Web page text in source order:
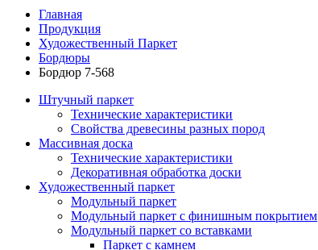
Главная
Продукция
Художественный Паркет
Бордюры
Бордюр 7-568
Штучный паркет
Технические характеристики
Свойства древесины разных пород
Массивная доска
Технические характеристики
Декоративная обработка доски
Художественный паркет
Модульный паркет
Модульный паркет с финишным покрытием
Модульный паркет со вставками
Паркет с камнем